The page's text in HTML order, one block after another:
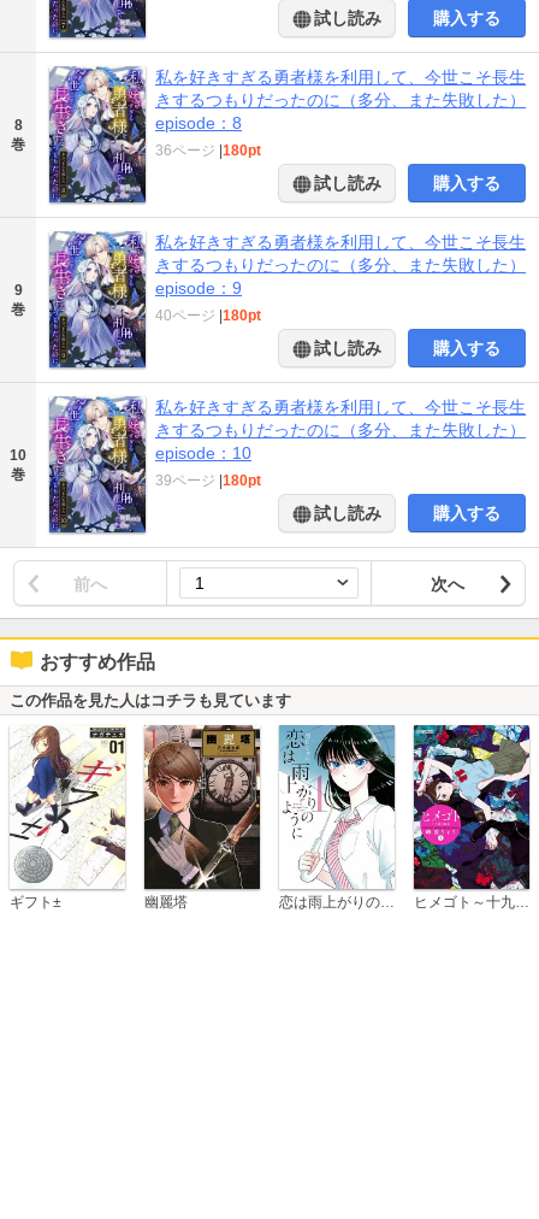
試し読み 購入する
8
巻
私を好きすぎる勇者様を利用して、今世こそ長生
きするつもりだったのに（多分、また失敗した）
episode：8
36ページ |180pt
試し読み 購入する
9
巻
私を好きすぎる勇者様を利用して、今世こそ長生
きするつもりだったのに（多分、また失敗した）
episode：9
40ページ |180pt
試し読み 購入する
10
巻
私を好きすぎる勇者様を利用して、今世こそ長生
きするつもりだったのに（多分、また失敗した）
episode：10
39ページ |180pt
試し読み 購入する
前へ 次へ
おすすめ作品
この作品を見た人はコチラも見ています
ギフト± 幽麗塔 ヒメゴト～十九歳の制服～